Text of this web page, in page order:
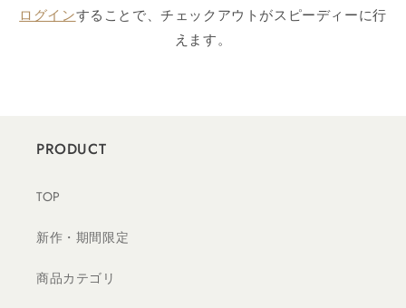
ログインすることで、チェックアウトがスピーディーに行
えます。
PRODUCT
TOP
新作・期間限定
商品カテゴリ